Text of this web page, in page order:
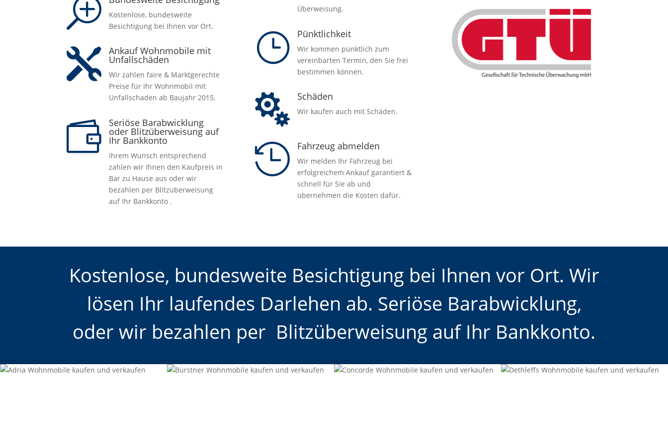
T
Kostenlose, bundesweite
Besichtigung bei Ihnen vor Ort.
 Ankauf Wohnmobile mit
Unfallschäden
Wir zahlen faire & Marktgerechte
Preise für Ihr Wohnmobil mit
Unfallschaden ab Baujahr 2015.
 Seriöse Barabwicklung
oder Blitzüberweisung auf
Ihr Bankkonto
Ihrem Wunsch entsprechend
zahlen wir Ihnen den Kaufpreis in
Bar zu Hause aus oder wir
bezahlen per Blitzüberweisung
auf Ihr Bankkonto .
Überweisung.
} Pünktlichkeit
Wir kommen pünktlich zum
vereinbarten Termin, den Sie frei
bestimmen können.
 Schäden
Wir kaufen auch mit Schäden.
 Fahrzeug abmelden
Wir melden Ihr Fahrzeug bei
erfolgreichem Ankauf garantiert &
schnell für Sie ab und
übernehmen die Kosten dafür.
Kostenlose, bundesweite Besichtigung bei Ihnen vor Ort. Wir
lösen Ihr laufendes Darlehen ab. Seriöse Barabwicklung,
oder wir bezahlen per Blitzüberweisung auf Ihr Bankkonto.